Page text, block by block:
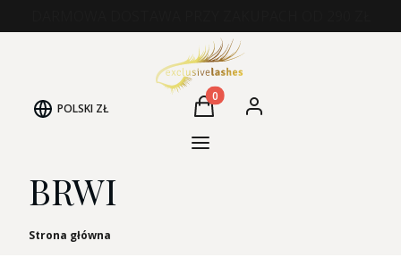
POLSKI ZŁ Produkty w koszyku: 0. Zobacz
Koszyk
Zaloguj się
Kategorie Produktów
BRWI
Strona główna